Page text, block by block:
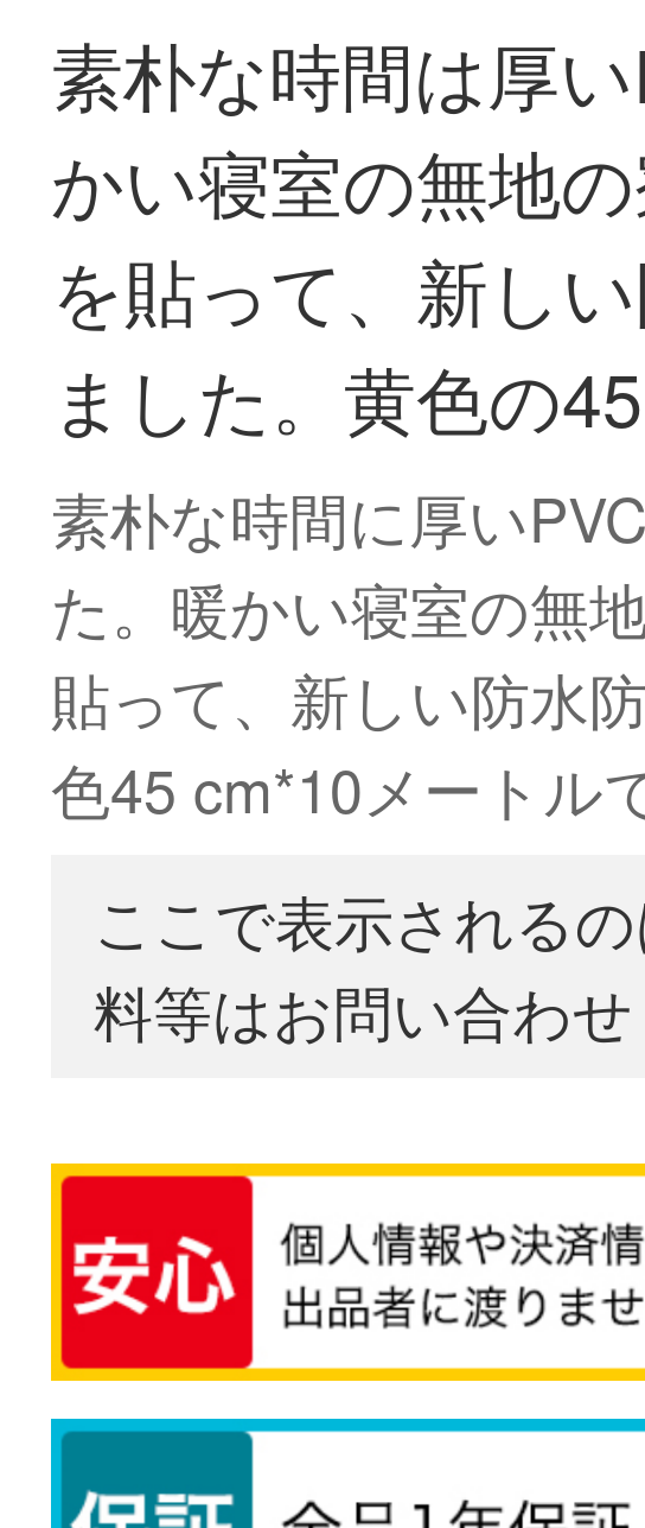
素朴な時間は厚
かい寝室の無地
を貼って、新し
ました。黄色の
素朴な時間に厚い
た。暖かい寝室の無
貼って、新しい防水
色45 cm*10メートル
ここで表示される
料等はお問い合わ